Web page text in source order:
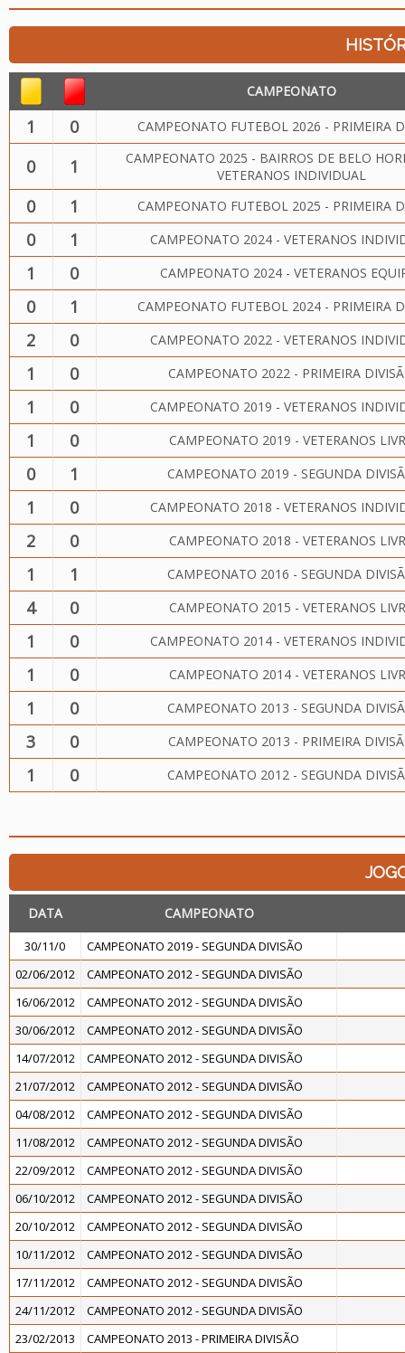
CAMPEONATO
1 0 CAMPEONATO FUTEBOL 2026 - PRIMEIRA
0 1
CAMPEONATO 2025 - BAIRROS DE BELO
VETERANOS INDIVIDUAL
0 1 CAMPEONATO FUTEBOL 2025 - PRIMEIRA
0 1 CAMPEONATO 2024 - VETERANOS
1 0 CAMPEONATO 2024 - VETERANOS
0 1 CAMPEONATO FUTEBOL 2024 - PRIMEIRA
2 0 CAMPEONATO 2022 - VETERANOS
1 0 CAMPEONATO 2022 - PRIMEIRA
1 0 CAMPEONATO 2019 - VETERANOS
1 0 CAMPEONATO 2019 - VETERANOS
0 1 CAMPEONATO 2019 - SEGUNDA
1 0 CAMPEONATO 2018 - VETERANOS
2 0 CAMPEONATO 2018 - VETERANOS
1 1 CAMPEONATO 2016 - SEGUNDA
4 0 CAMPEONATO 2015 - VETERANOS
1 0 CAMPEONATO 2014 - VETERANOS
1 0 CAMPEONATO 2014 - VETERANOS
1 0 CAMPEONATO 2013 - SEGUNDA
3 0 CAMPEONATO 2013 - PRIMEIRA
1 0 CAMPEONATO 2012 - SEGUNDA
DATA CAMPEONATO
30/11/0
CAMPEONATO 2019 - SEGUNDA DIVISÃO
02/06/2012
CAMPEONATO 2012 - SEGUNDA DIVISÃO
16/06/2012
CAMPEONATO 2012 - SEGUNDA DIVISÃO
30/06/2012
CAMPEONATO 2012 - SEGUNDA DIVISÃO
14/07/2012
CAMPEONATO 2012 - SEGUNDA DIVISÃO
21/07/2012
CAMPEONATO 2012 - SEGUNDA DIVISÃO
04/08/2012
CAMPEONATO 2012 - SEGUNDA DIVISÃO
11/08/2012
CAMPEONATO 2012 - SEGUNDA DIVISÃO
22/09/2012
CAMPEONATO 2012 - SEGUNDA DIVISÃO
06/10/2012
CAMPEONATO 2012 - SEGUNDA DIVISÃO
20/10/2012
CAMPEONATO 2012 - SEGUNDA DIVISÃO
10/11/2012
CAMPEONATO 2012 - SEGUNDA DIVISÃO
17/11/2012
CAMPEONATO 2012 - SEGUNDA DIVISÃO
24/11/2012
CAMPEONATO 2012 - SEGUNDA DIVISÃO
23/02/2013
CAMPEONATO 2013 - PRIMEIRA DIVISÃO